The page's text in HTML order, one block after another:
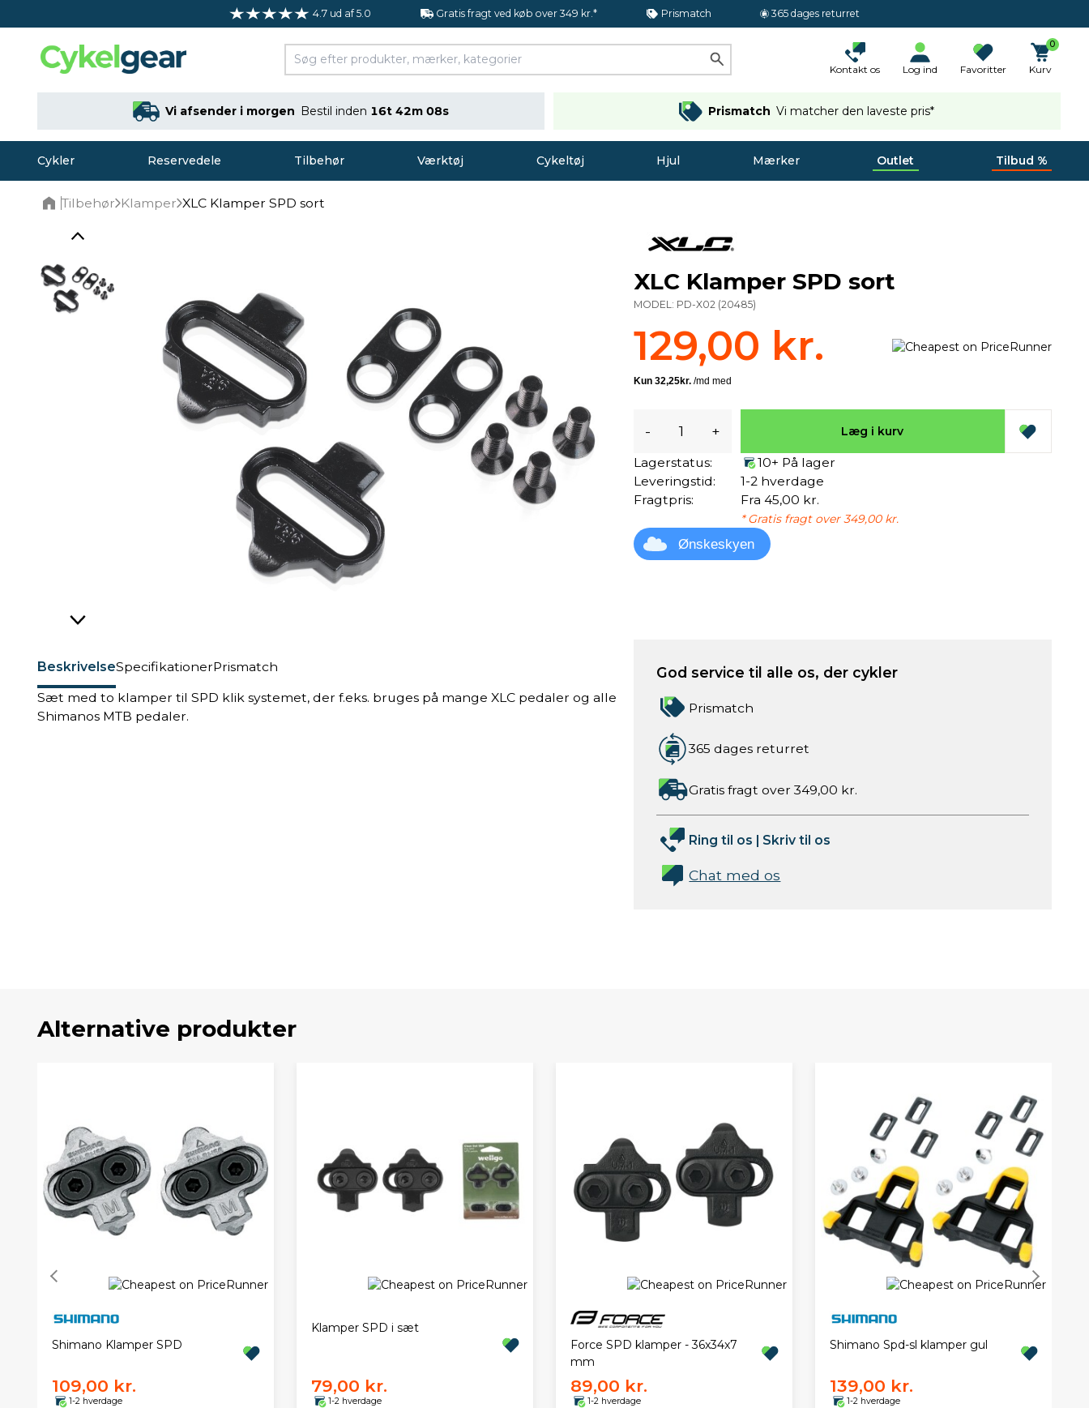
4.7 ud af 5.0 Gratis fragt ved køb over 349 kr.* Prismatch 365 dages returret
Kontakt os Log ind Favoritter
0
Kurv
Vi afsender i morgen Bestil inden 16t 42m 07s Prismatch Vi matcher den laveste pris*
Cykler Reservedele Tilbehør Værktøj Cykeltøj Hjul Mærker Outlet Tilbud %
Tilbehør Klamper XLC Klamper SPD sort
BeskrivelseSpecifikationerPrismatch
Sæt med to klamper til SPD klik systemet, der f.eks. bruges på mange XLC pedaler og alle
Shimanos MTB pedaler.
XLC Klamper SPD sort
MODEL: PD-X02 (20485)
129,00 kr.
- + Læg i kurv
Lagerstatus:
10+ På lager
Leveringstid:
1-2 hverdage
Fragtpris:
Fra 45,00 kr.
* Gratis fragt over 349,00 kr.
Ønskeskyen
God service til alle os, der cykler
Prismatch
365 dages returret
Gratis fragt over 349,00 kr.
Ring til os | Skriv til os
Chat med os
Alternative produkter
Shimano Klamper SPD
109,00 kr.
1-2 hverdage
Klamper SPD i sæt
79,00 kr.
1-2 hverdage
Force SPD klamper - 36x34x7
mm
89,00 kr.
1-2 hverdage
Shimano Spd-sl klamper gul
139,00 kr.
1-2 hverdage